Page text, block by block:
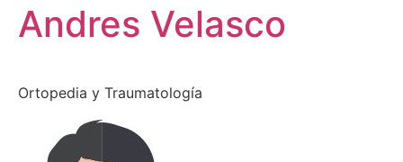
Andres Velasco
Ortopedia y Traumatología